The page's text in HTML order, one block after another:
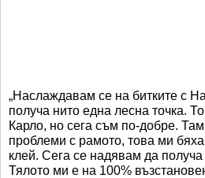
„Наслаждавам се на битките с
получа нито една лесна точка.
Карло, но сега съм по-добре.
проблеми с рамото, това ми
клей. Сега се надявам да
Тялото ми е на 100%